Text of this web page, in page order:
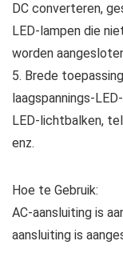
DC converteren,
LED-lampen die
worden
5. Brede
laagspannings-
LED-lichtbalken,
enz.
Hoe te Gebruik:
AC-aansluiting is
aansluiting is